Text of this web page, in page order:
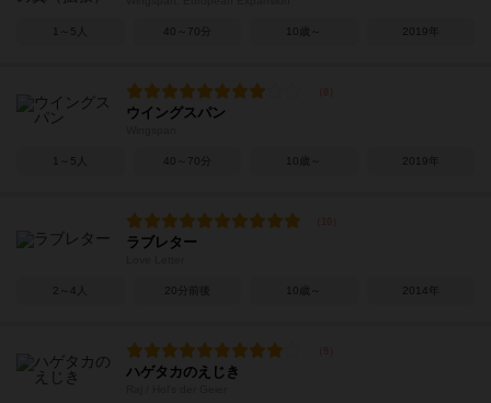
1～5人 40～70分 10歳～ 2019年
ウイングスパン
1～5人 40～70分 10歳～ 2019年
ラブレター
2～4人 20分前後 10歳～ 2014年
ハゲタカのえじき